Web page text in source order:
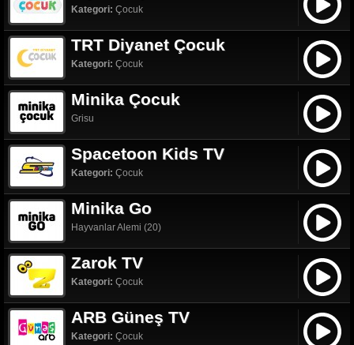
Kategori: Çocuk
TRT Diyanet Çocuk
Kategori: Çocuk
Minika Çocuk
Grisu
Spacetoon Kids TV
Kategori: Çocuk
Minika Go
Hayvanlar Alemi (20)
Zarok TV
Kategori: Çocuk
ARB Güneş TV
Kategori: Çocuk